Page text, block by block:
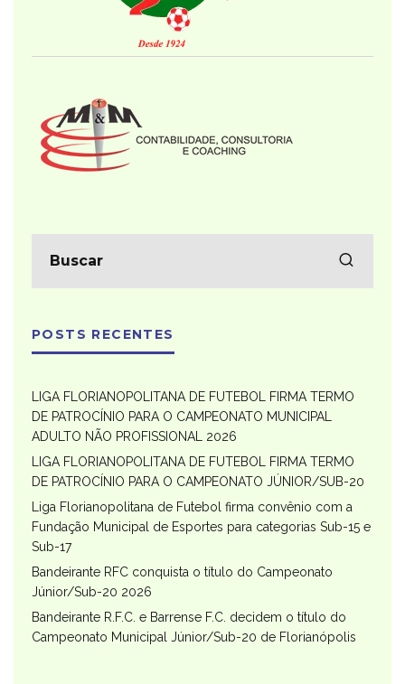
POSTS RECENTES
LIGA FLORIANOPOLITANA DE FUTEBOL FIRMA TERMO
DE PATROCÍNIO PARA O CAMPEONATO MUNICIPAL
ADULTO NÃO PROFISSIONAL 2026
LIGA FLORIANOPOLITANA DE FUTEBOL FIRMA TERMO
DE PATROCÍNIO PARA O CAMPEONATO JÚNIOR/SUB-20
Liga Florianopolitana de Futebol firma convênio com a
Fundação Municipal de Esportes para categorias Sub-15 e
Sub-17
Bandeirante RFC conquista o título do Campeonato
Júnior/Sub-20 2026
Bandeirante R.F.C. e Barrense F.C. decidem o título do
Campeonato Municipal Júnior/Sub-20 de Florianópolis